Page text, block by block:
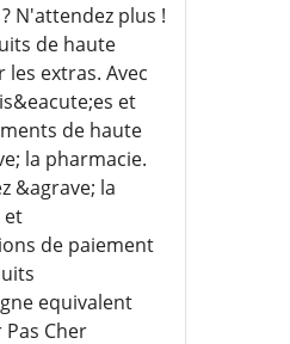
N'attendez plus !
de haute
extras. Avec
et
de haute
la pharmacie.
&agrave; la
et
de paiement
equivalent
Cher